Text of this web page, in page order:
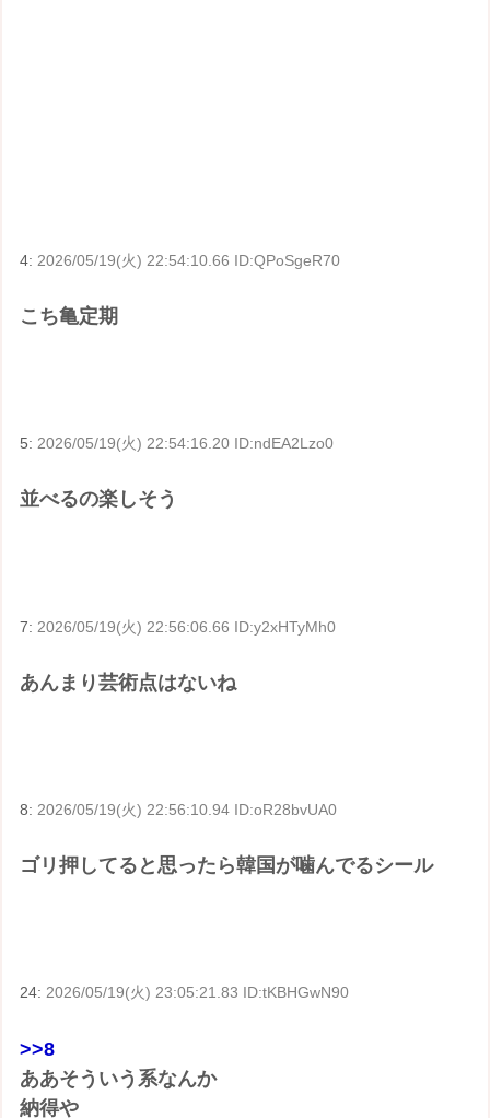
4: 2026/05/19(火) 22:54:10.66 ID:QPoSgeR70
こち亀定期
5:2026/05/19(火) 22:54:16.20 ID:ndEA2Lzo0
並べるの楽しそう
7: 2026/05/19(火) 22:56:06.66 ID:y2xHTyMh0
あんまり芸術点はないね
8: 2026/05/19(火) 22:56:10.94 ID:oR28bvUA0
ゴリ押してると思ったら韓国が噛んでるシール
24:2026/05/19(火) 23:05:21.83 ID:tKBHGwN90
>>8
ああそういう系なんか
納得や